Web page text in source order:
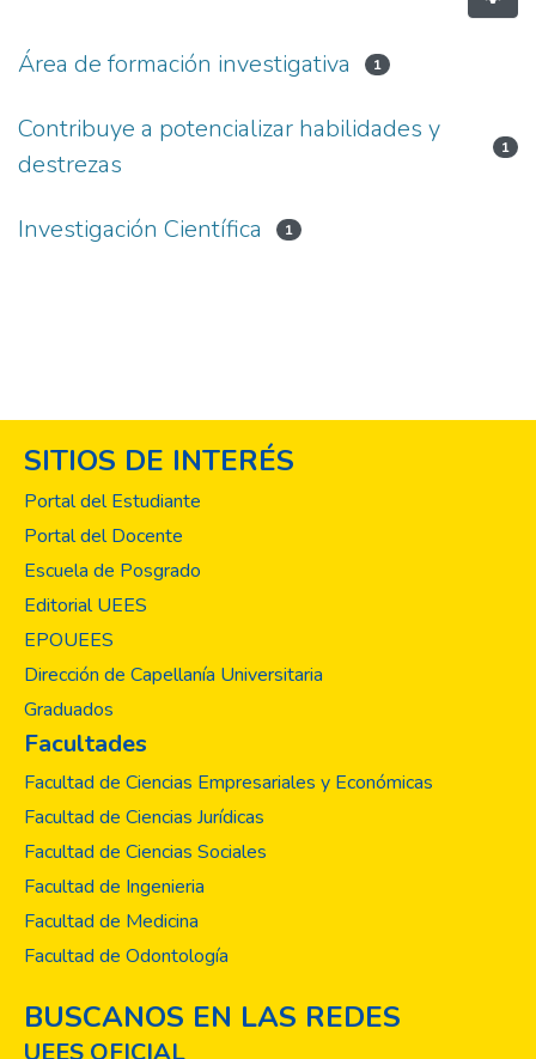
Área de formación investigativa 1
Contribuye a potencializar habilidades y
destrezas
1
Investigación Científica 1
SITIOS DE INTERÉS
Portal del Estudiante
Portal del Docente
Escuela de Posgrado
Editorial UEES
EPOUEES
Dirección de Capellanía Universitaria
Graduados
Facultades
Facultad de Ciencias Empresariales y Económicas
Facultad de Ciencias Jurídicas
Facultad de Ciencias Sociales
Facultad de Ingenieria
Facultad de Medicina
Facultad de Odontología
BUSCANOS EN LAS REDES
UEES OFICIAL